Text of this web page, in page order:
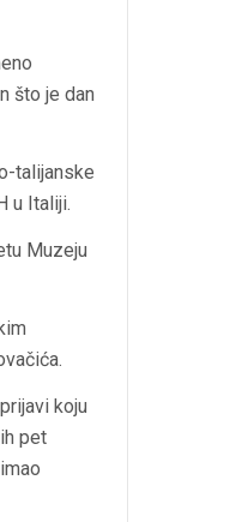
što je dan
talijanske
u Italiji.
Muzeju
koju
pet